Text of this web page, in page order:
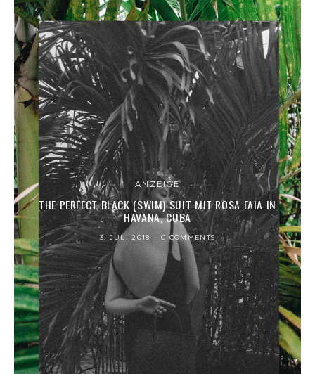
ANZEIGE
THE PERFECT BLACK (SWIM) SUIT MIT ROSA FAIA IN
HAVANA, CUBA
3. JULI 2018 0 COMMENTS